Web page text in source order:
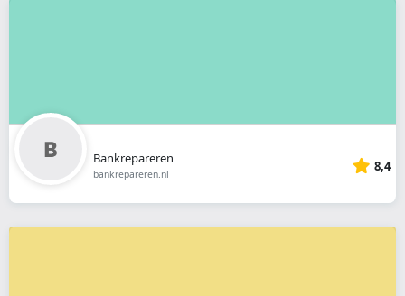
Bankrepareren
bankrepareren.nl 8,4